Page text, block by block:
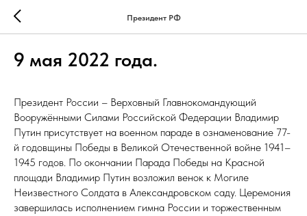
Президент РФ
9 мая 2022 года.
Президент России – Верховный Главнокомандующий
Вооружёнными Силами Российской Федерации Владимир
Путин присутствует на военном параде в ознаменование 77-
й годовщины Победы в Великой Отечественной войне 1941–
1945 годов. По окончании Парада Победы на Красной
площади Владимир Путин возложил венок к Могиле
Неизвестного Солдата в Александровском саду. Церемония
завершилась исполнением гимна России и торжественным